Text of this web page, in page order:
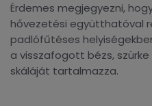
Érdemes megjegyezni,
hővezetési együtthatóval
padlófűtéses
a visszafogott bézs,
skáláját tartalmazza.